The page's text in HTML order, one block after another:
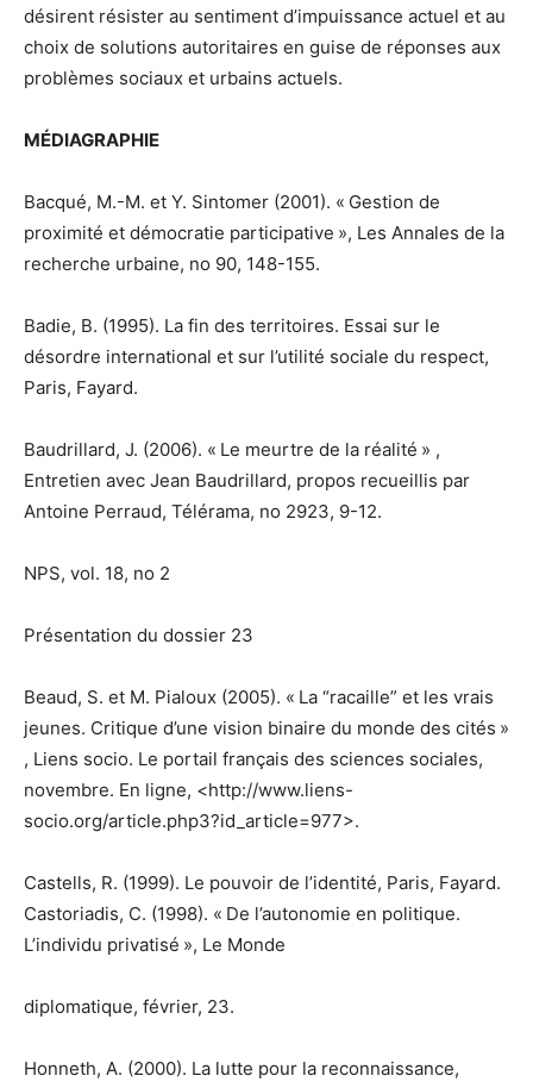
désirent résister au sentiment d’impuissance actuel et au
choix de solutions autoritaires en guise de réponses aux
problèmes sociaux et urbains actuels.
MÉDIAGRAPHIE
Bacqué, M.-M. et Y. Sintomer (2001). « Gestion de
proximité et démocratie participative », Les Annales de la
recherche urbaine, no 90, 148-155.
Badie, B. (1995). La fin des territoires. Essai sur le
désordre international et sur l’utilité sociale du respect,
Paris, Fayard.
Baudrillard, J. (2006). « Le meurtre de la réalité » ,
Entretien avec Jean Baudrillard, propos recueillis par
Antoine Perraud, Télérama, no 2923, 9-12.
NPS, vol. 18, no 2
Présentation du dossier 23
Beaud, S. et M. Pialoux (2005). « La “racaille” et les vrais
jeunes. Critique d’une vision binaire du monde des cités »
, Liens socio. Le portail français des sciences sociales,
novembre. En ligne, <http://www.liens-
socio.org/article.php3?id_article=977>.
Castells, R. (1999). Le pouvoir de l’identité, Paris, Fayard.
Castoriadis, C. (1998). « De l’autonomie en politique.
L’individu privatisé », Le Monde
diplomatique, février, 23.
Honneth, A. (2000). La lutte pour la reconnaissance,